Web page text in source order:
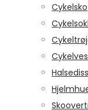
Cykelsko